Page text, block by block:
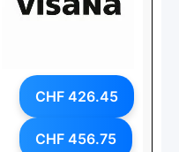
CHF 426.45
CHF 456.75